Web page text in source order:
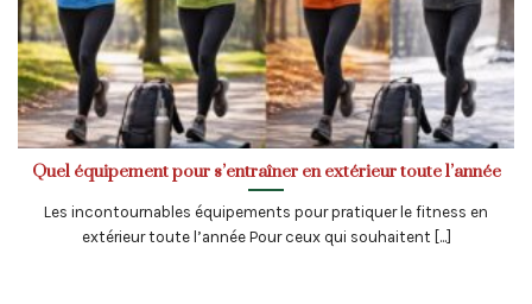
Quel équipement pour s’entraîner en extérieur toute l’année
Les incontournables équipements pour pratiquer le fitness en
extérieur toute l’année Pour ceux qui souhaitent [...]